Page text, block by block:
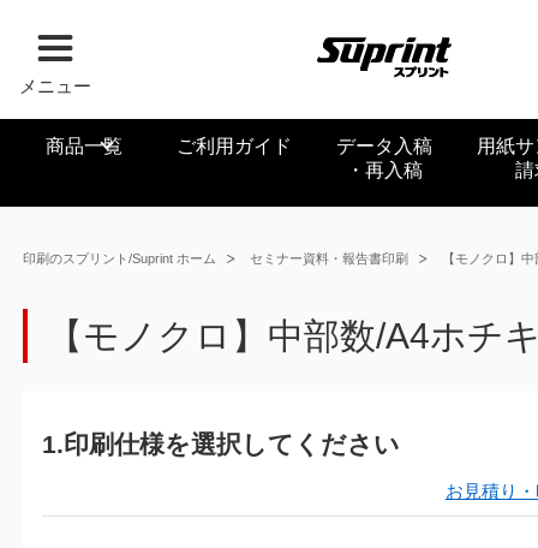
メニュー
商品一覧 ご利用ガイド
データ入稿
・再入稿
用紙
請
印刷のスプリント/Suprint ホーム セミナー資料・報告書印刷 【モノクロ】
【モノクロ】中部数/A4ホチ
1.印刷仕様を選択してください
お見積り